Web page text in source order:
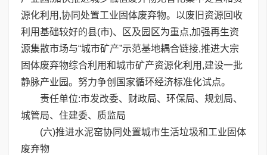
源化利用,协同处置工业固体废弃物。以废旧资源回收
利用基础较好的县(市)、区及园区为重点,加强再生资
源集散市场与“城市矿产”示范基地耦合链接,推进大宗
固体废弃物综合利用和城市矿产资源化利用,建设一批
静脉产业园。努力争创国家循环经济标准化试点。
责任单位:市发改委、财政局、环保局、规划局、
城管局、住建委、质监局
(六)推进水泥窑协同处置城市生活垃圾和工业固体
废弃物